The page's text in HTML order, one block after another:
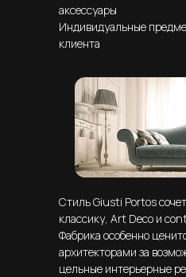
аксессуары
Индивидуальные
клиента
Стиль Giusti Portos
классику, Art Deco и
Фабрика особенно
архитекторами за
цельные интерьерные